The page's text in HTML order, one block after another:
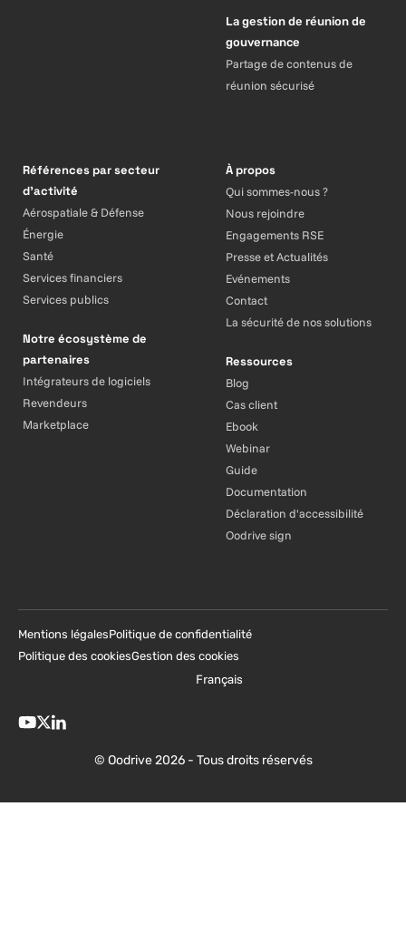
La gestion de réunion de
gouvernance
Partage de contenus de
réunion sécurisé
Références par secteur
d’activité
Aérospatiale & Défense
Énergie
Santé
Services financiers
Services publics
Notre écosystème de
partenaires
Intégrateurs de logiciels
Revendeurs
Marketplace
À propos
Qui sommes-nous ?
Nous rejoindre
Engagements RSE
Presse et Actualités
Evénements
Contact
La sécurité de nos solutions
Ressources
Blog
Cas client
Ebook
Webinar
Guide
Documentation
Déclaration d'accessibilité
Oodrive sign
© Oodrive 2026 - Tous droits réservés
Mentions légalesPolitique de confidentialité
Politique des cookiesGestion des cookies
Français